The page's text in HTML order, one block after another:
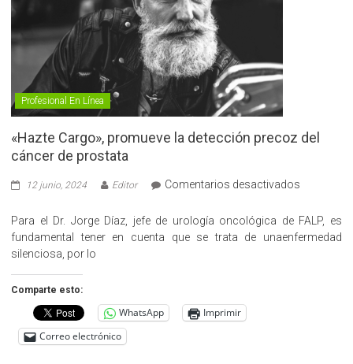
Profesional En Línea
«Hazte Cargo», promueve la detección precoz del
cáncer de prostata
12 junio, 2024 Editor Comentarios desactivados
Cargo»,
promueve
Para el Dr. Jorge Díaz, jefe de urología oncológica de FALP, es
fundamental tener en cuenta que se trata de unaenfermedad
silenciosa, por lo
Comparte esto:
WhatsApp
Imprimir
Correo electrónico